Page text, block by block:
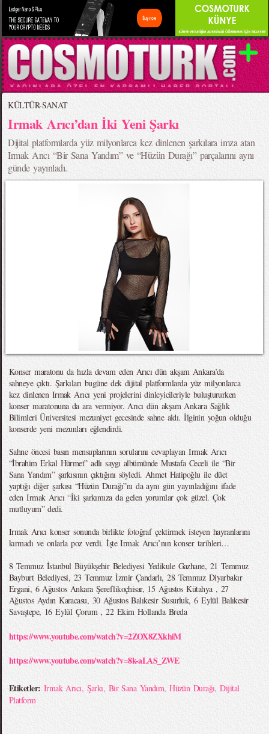
KÜLTÜR-SANAT
Irmak Arıcı’dan İki Yeni Şarkı
Dijital platformlarda yüz milyonlarca kez dinlenen şarkılara imza atan
Irmak Arıcı “Bir Sana Yandım” ve “Hüzün Durağı” parçalarını aynı
günde yayınladı.
Konser maratonu da hızla devam eden Arıcı dün akşam Ankara’da
sahneye çıktı. Şarkıları bugüne dek dijital platformlarda yüz milyonlarca
kez dinlenen Irmak Arıcı yeni projelerini dinleyicileriyle buluştururken
konser maratonuna da ara vermiyor. Arıcı dün akşam Ankara Sağlık
Bilimleri Üniversitesi mezuniyet gecesinde sahne aldı. İlginin yoğun olduğu
konserde yeni mezunları eğlendirdi.
Sahne öncesi basın mensuplarının sorularını cevaplayan Irmak Arıcı
“İbrahim Erkal Hürmet” adlı saygı albümünde Mustafa Ceceli ile “Bir
Sana Yandım” şarkısının çıktığını söyledi. Ahmet Hatipoğlu ile düet
yaptığı diğer şarkısı “Hüzün Durağı”nı da aynı gün yayınladığını ifade
eden Irmak Arıcı “İki şarkımıza da gelen yorumlar çok güzel. Çok
mutluyum” dedi.
Irmak Arıcı konser sonunda birlikte fotoğraf çektirmek isteyen hayranlarını
kırmadı ve onlarla poz verdi. İşte Irmak Arıcı’nın konser tarihleri…
8 Temmuz İstanbul Büyükşehir Belediyesi Yedikule Gazhane, 21 Temmuz
Bayburt Belediyesi, 23 Temmuz İzmir Çandarlı, 28 Temmuz Diyarbakır
Ergani, 6 Ağustos Ankara Şereflikoçhisar, 15 Ağustos Kütahya , 27
Ağustos Aydın Karacasu, 30 Ağustos Balıkesir Susurluk, 6 Eylül Balıkesir
Savaştepe, 16 Eylül Çorum , 22 Ekim Hollanda Breda
https://www.youtube.com/watch?v=2ZOX8ZXkhiM
https://www.youtube.com/watch?v=8k-aLAS_ZWE
Etiketler: Irmak Arıcı, Şarkı, Bir Sana Yandım,Hüzün Durağı,Dijital
Platform